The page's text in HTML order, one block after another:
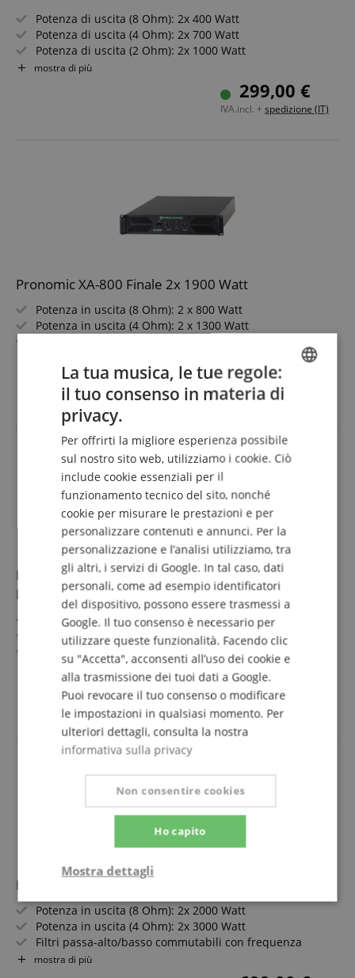
Potenza di uscita (8 Ohm): 2x 400 Watt
Potenza di uscita (4 Ohm): 2x 700 Watt
Potenza di uscita (2 Ohm): 2x 1000 Watt
Potenza di uscita (8 Ohm bridged): 1250 Watt
Potenza di uscita (4 Ohm bridged): 1700 Watt
mostra di più
299,00 €
IVA.incl. + spedizione (IT)
Pronomic XA-800 Finale 2x 1900 Watt
Potenza in uscita (8 Ohm): 2 x 800 Watt
Potenza in uscita (4 Ohm): 2 x 1300 Watt
Potenza in uscita (4 Ohm bridge): 3800 Watt
Tipo di circuito: Class H
549,00 €
IVA.incl. +spedizione (IT)
McGrey PA-350BT Finale Bluetooth con USB/MP3-
Player
Finale Bluetooth con lettore USB/MP3
2x 100 Watt RMS di potenza
Due ingressi microfono per funzione karaoke
Ricevitore Bluetooth, porta USB e ingresso Cinch
Ideale per cantine per feste, feste karaoke ed eventi
vocali
84,90 €
IVA.incl. + spedizione (IT)
Pronomic HP-2000 Finale 2x 3000 Watt
Potenza in uscita (8 Ohm): 2x 2000 Watt
Potenza in uscita (4 Ohm): 2x 3000 Watt
Filtri passa-alto/basso commutabili con frequenza
crossover regolabile
Guadagno d'ingresso selezionabile per headroom
mostra di più
ENGLISH
ITALIAN
SPANISH
La tua musica, le tue regole:
il tuo consenso in materia di
privacy.
Per offrirti la migliore esperienza possibile
sul nostro sito web, utilizziamo i cookie. Ciò
include cookie essenziali per il
funzionamento tecnico del sito, nonché
cookie per misurare le prestazioni e per
personalizzare contenuti e annunci. Per la
personalizzazione e l’analisi utilizziamo, tra
gli altri, i servizi di Google. In tal caso, dati
personali, come ad esempio identificatori
del dispositivo, possono essere trasmessi a
Google. Il tuo consenso è necessario per
utilizzare queste funzionalità. Facendo clic
su "Accetta", acconsenti all’uso dei cookie e
alla trasmissione dei tuoi dati a Google.
Puoi revocare il tuo consenso o modificare
le impostazioni in qualsiasi momento. Per
ulteriori dettagli, consulta la nostra
informativa sulla privacy
Ho capito
Non consentire cookies
Mostra dettagli
Strettamente
necessario
Prestazione